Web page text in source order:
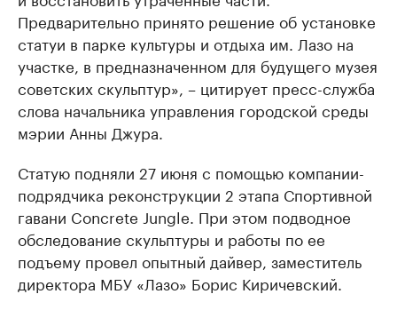
Предварительно принято решение об установке
статуи в парке культуры и отдыха им. Лазо на
участке, в предназначенном для будущего музея
советских скульптур», – цитирует пресс-служба
слова начальника управления городской среды
мэрии Анны Джура.
Статую подняли 27 июня с помощью компании-
подрядчика реконструкции 2 этапа Спортивной
гавани Concrete Jungle. При этом подводное
обследование скульптуры и работы по ее
подъему провел опытный дайвер, заместитель
директора МБУ «Лазо» Борис Киричевский.